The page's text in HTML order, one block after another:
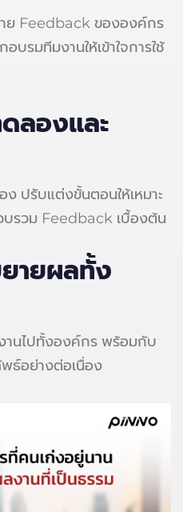
ย Feedback ขององค์กร
บรมทีมงานให้เข้าใจการใช้
ลองและ
ปรับแต่งขั้นตอนให้เหมาะ
รวม Feedback เบื้องต้น
ายผลทั้ง
านไปทั้งองค์กร พร้อมกับ
พธ์อย่างต่อเนื่อง